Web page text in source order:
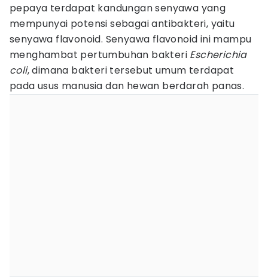
pepaya terdapat kandungan senyawa yang
mempunyai potensi sebagai antibakteri, yaitu
senyawa flavonoid. Senyawa flavonoid ini mampu
menghambat pertumbuhan bakteri Escherichia
coli, dimana bakteri tersebut umum terdapat
pada usus manusia dan hewan berdarah panas.